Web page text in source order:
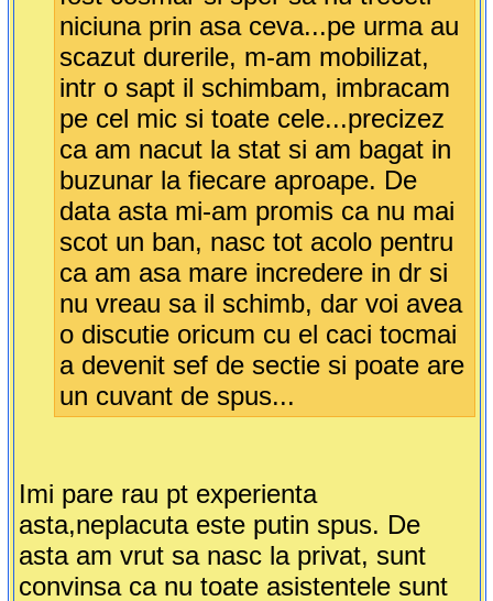
niciuna prin asa ceva...pe urma au
scazut durerile, m-am mobilizat,
intr o sapt il schimbam, imbracam
pe cel mic si toate cele...precizez
ca am nacut la stat si am bagat in
buzunar la fiecare aproape. De
data asta mi-am promis ca nu mai
scot un ban, nasc tot acolo pentru
ca am asa mare incredere in dr si
nu vreau sa il schimb, dar voi avea
o discutie oricum cu el caci tocmai
a devenit sef de sectie si poate are
un cuvant de spus...
Imi pare rau pt experienta
asta,neplacuta este putin spus. De
asta am vrut sa nasc la privat, sunt
convinsa ca nu toate asistentele sunt